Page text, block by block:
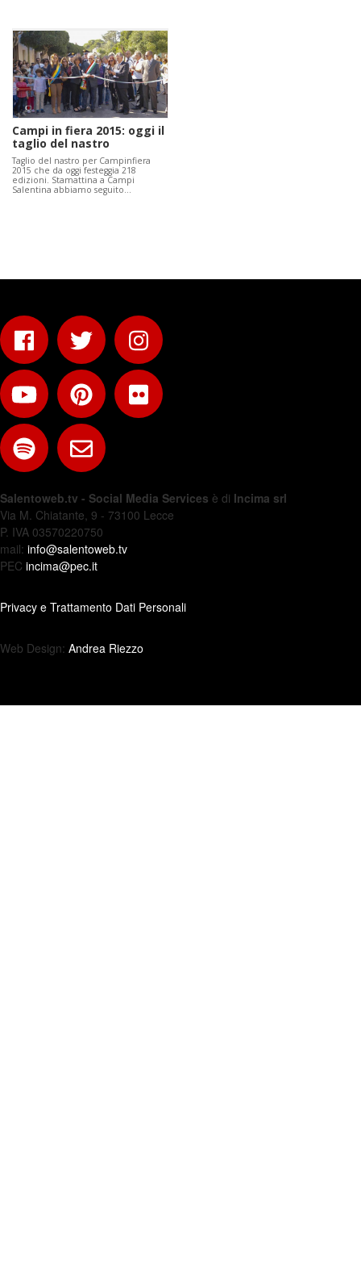
Campi in fiera 2015: oggi il
taglio del nastro
Taglio del nastro per Campinfiera
2015 che da oggi festeggia 218
edizioni. Stamattina a Campi
Salentina abbiamo seguito…
Salentoweb.tv - Social Media Services è di Incima srl
Via M. Chiatante, 9 - 73100 Lecce
P. IVA 03570220750
mail: info@salentoweb.tv
PEC incima@pec.it
Privacy e Trattamento Dati Personali
Web Design: Andrea Riezzo